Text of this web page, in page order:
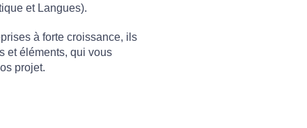
et Langues).
à forte croissance, ils
et éléments, qui vous
projet.